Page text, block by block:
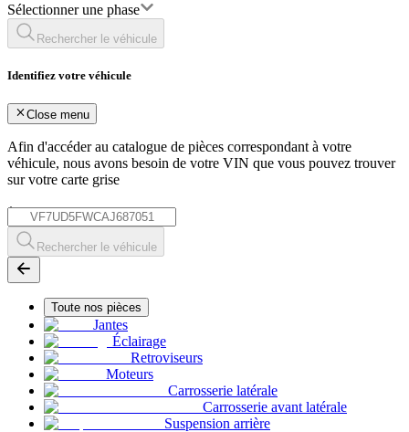
Sélectionner une phase
Rechercher le véhicule
Identifiez votre véhicule
Close menu
Afin d'accéder au catalogue de pièces correspondant à votre
véhicule, nous avons besoin de votre VIN que vous pouvez trouver
sur votre carte grise
*
Rechercher le véhicule
Toute nos pièces
Jantes
Éclairage
Retroviseurs
Moteurs
Carrosserie latérale
Carrosserie avant latérale
Suspension arrière